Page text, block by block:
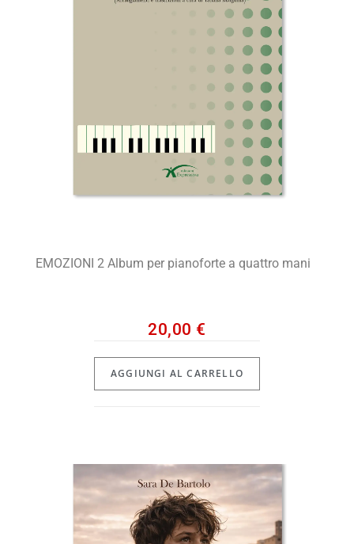
EMOZIONI 2 Album per pianoforte a quattro mani
20,00 €
AGGIUNGI AL CARRELLO